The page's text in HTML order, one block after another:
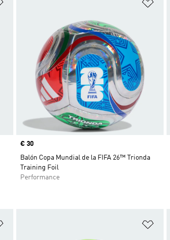
Precio
€ 30
Balón Copa Mundial de la FIFA 26™ Trionda
Training Foil
Performance